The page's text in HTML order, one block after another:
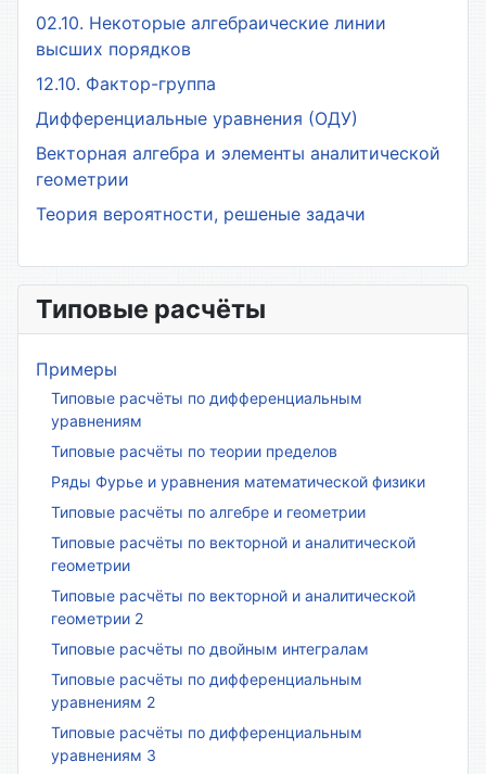
02.10. Некоторые алгебраические линии
высших порядков
12.10. Фактор-группа
Дифференциальные уравнения (ОДУ)
Векторная алгебра и элементы аналитической
геометрии
Теория вероятности, решеные задачи
Типовые расчёты
Примеры
Типовые расчёты по дифференциальным
уравнениям
Типовые расчёты по теории пределов
Ряды Фурье и уравнения математической физики
Типовые расчёты по алгебре и геометрии
Типовые расчёты по векторной и аналитической
геометрии
Типовые расчёты по векторной и аналитической
геометрии 2
Типовые расчёты по двойным интегралам
Типовые расчёты по дифференциальным
уравнениям 2
Типовые расчёты по дифференциальным
уравнениям 3